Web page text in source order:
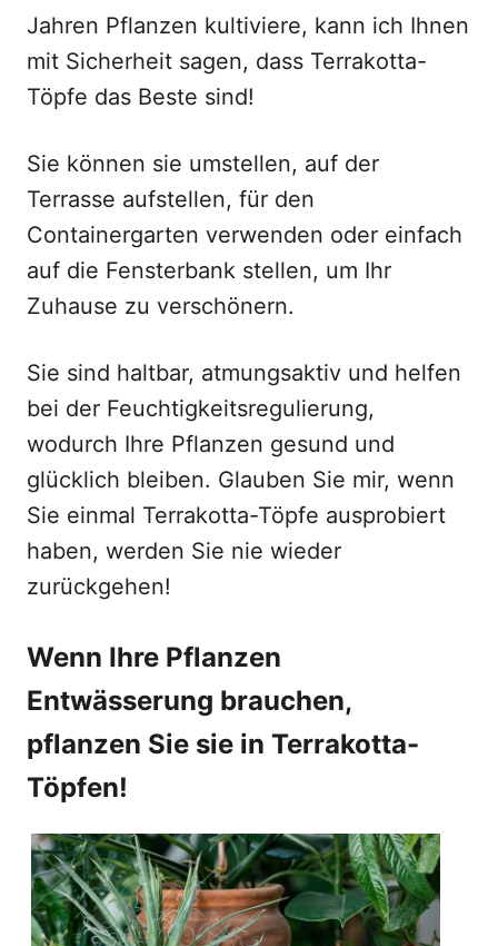
Jahren Pflanzen kultiviere, kann ich Ihnen
mit Sicherheit sagen, dass Terrakotta-
Töpfe das Beste sind!
Sie können sie umstellen, auf der
Terrasse aufstellen, für den
Containergarten verwenden oder einfach
auf die Fensterbank stellen, um Ihr
Zuhause zu verschönern.
Sie sind haltbar, atmungsaktiv und helfen
bei der Feuchtigkeitsregulierung,
wodurch Ihre Pflanzen gesund und
glücklich bleiben. Glauben Sie mir, wenn
Sie einmal Terrakotta-Töpfe ausprobiert
haben, werden Sie nie wieder
zurückgehen!
Wenn Ihre Pflanzen
Entwässerung brauchen,
pflanzen Sie sie in Terrakotta-
Töpfen!